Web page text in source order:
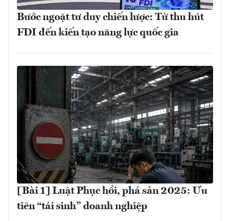
Bước ngoặt tư duy chiến lược: Từ thu hút
FDI đến kiến tạo năng lực quốc gia
[Bài 1] Luật Phục hồi, phá sản 2025: Ưu
tiên “tái sinh” doanh nghiệp